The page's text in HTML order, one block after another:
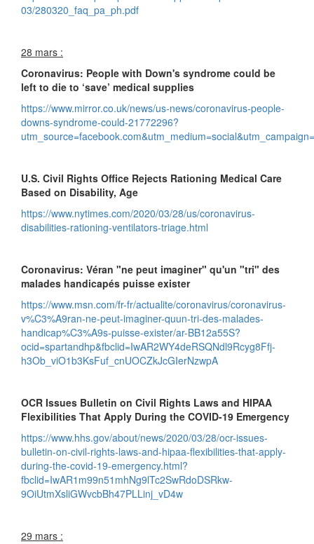
03/280320_faq_pa_ph.pdf
28 mars :
Coronavirus: People with Down's syndrome could be
left to die to ‘save’ medical supplies
https://www.mirror.co.uk/news/us-news/coronavirus-people-
downs-syndrome-could-21772296?
U.S. Civil Rights Office Rejects Rationing Medical Care
Based on Disability, Age
https://www.nytimes.com/2020/03/28/us/coronavirus-
disabilities-rationing-ventilators-triage.html
Coronavirus: Véran "ne peut imaginer" qu'un "tri" des
malades handicapés puisse exister
https://www.msn.com/fr-fr/actualite/coronavirus/coronavirus-
v%C3%A9ran-ne-peut-imaginer-quun-tri-des-malades-
handicap%C3%A9s-puisse-exister/ar-BB12a55S?
ocid=spartandhp&fbclid=IwAR2WY4deRSQNdl9Rcyg8Ffj-
h3Ob_viO1b3KsFuf_cnUOCZkJcGIerNzwpA
OCR Issues Bulletin on Civil Rights Laws and HIPAA
Flexibilities That Apply During the COVID-19 Emergency
https://www.hhs.gov/about/news/2020/03/28/ocr-issues-
bulletin-on-civil-rights-laws-and-hipaa-flexibilities-that-apply-
during-the-covid-19-emergency.html?
fbclid=IwAR1m99n51mhNg9lTc2SwRdoDSRkw-
9OiUtmXsliGWvcbBh47PLLinj_vD4w
29 mars :